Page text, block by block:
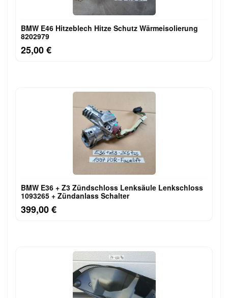
BMW E46 Hitzeblech Hitze Schutz Wärmeisolierung
8202979
25,00 €
BMW E36 + Z3 Zündschloss Lenksäule Lenkschloss
1093265 + Zündanlass Schalter
399,00 €